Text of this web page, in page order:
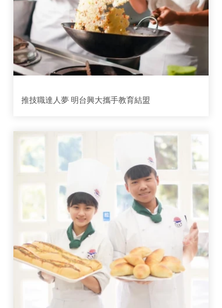
推技職達人夢 明台興大攜手教育結盟